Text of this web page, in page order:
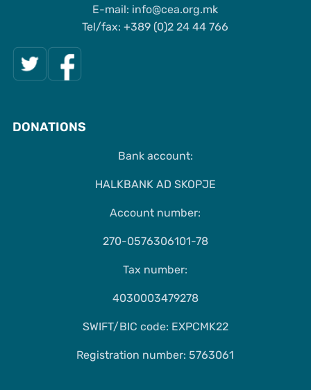
Е-mail: info@cea.org.mk
Tel/fax: +389 (0)2 24 44 766
DONATIONS
Bank account:
HALKBANK AD SKOPJE
Account number:
270-0576306101-78
Tax number:
4030003479278
SWIFT/BIC code: EXPCMK22
Registration number: 5763061